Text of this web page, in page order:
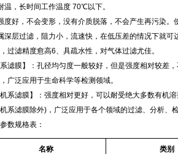
温，长时间工作温度 70℃以下。
度好，不会变形，没有介质脱落，不会产生再污染。
深层过滤，阻力小，流速快，在低压差的情况下就
过滤精度愈高6、具疏水性，对气体过滤尤佳。
滤膜】：孔径均匀度一般较好，但是强度相对较差
广泛应用于生命科学等检测领域。
系滤膜】：强度相对更好，可以耐受绝大多数有机
系滤膜除外)，广泛应用于各个领域的过滤、分析、
数规格表：
名称 类别